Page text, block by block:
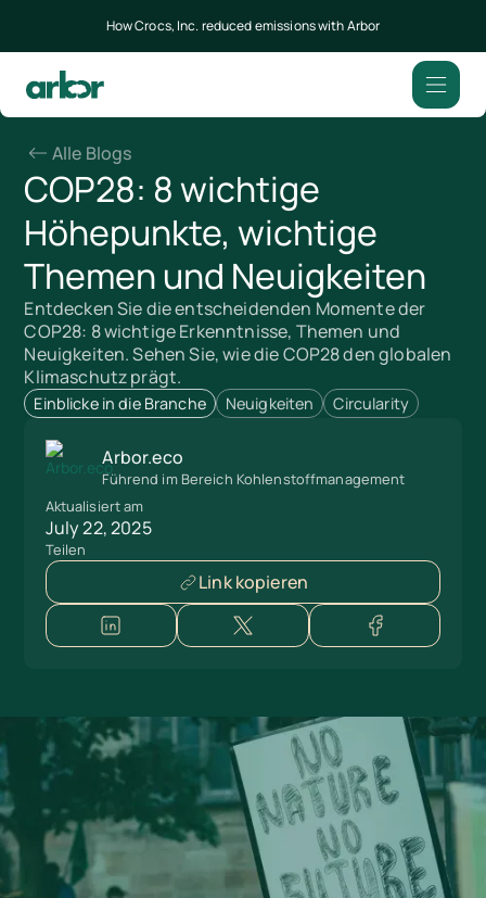
How Crocs, Inc. reduced emissions with Arbor
Alle Blogs
COP28: 8 wichtige
Höhepunkte, wichtige
Themen und Neuigkeiten
Entdecken Sie die entscheidenden Momente der
COP28: 8 wichtige Erkenntnisse, Themen und
Neuigkeiten. Sehen Sie, wie die COP28 den globalen
Klimaschutz prägt.
Einblicke in die Branche Neuigkeiten Circularity
Arbor.eco
Führend im Bereich Kohlenstoffmanagement
Aktualisiert am
July 22, 2025
Teilen
Link kopieren